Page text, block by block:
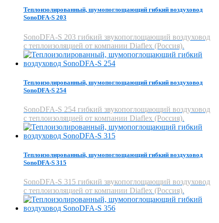
Теплоизолированный, шумопоглощающий гибкий воздуховод
SonoDFA-S 203
SonoDFA-S 203 гибкий звукопоглощающий воздуховод
с теплоизоляцией от компании Diaflex (Россия).
Теплоизолированный, шумопоглощающий гибкий воздуховод
SonoDFA-S 254
SonoDFA-S 254 гибкий звукопоглощающий воздуховод
с теплоизоляцией от компании Diaflex (Россия).
Теплоизолированный, шумопоглощающий гибкий воздуховод
SonoDFA-S 315
SonoDFA-S 315 гибкий звукопоглощающий воздуховод
с теплоизоляцией от компании Diaflex (Россия).